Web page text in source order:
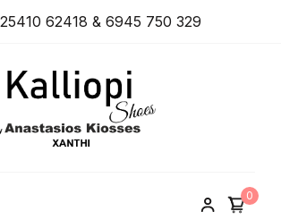
62418 & 6945 750 329
KIOSSES
0